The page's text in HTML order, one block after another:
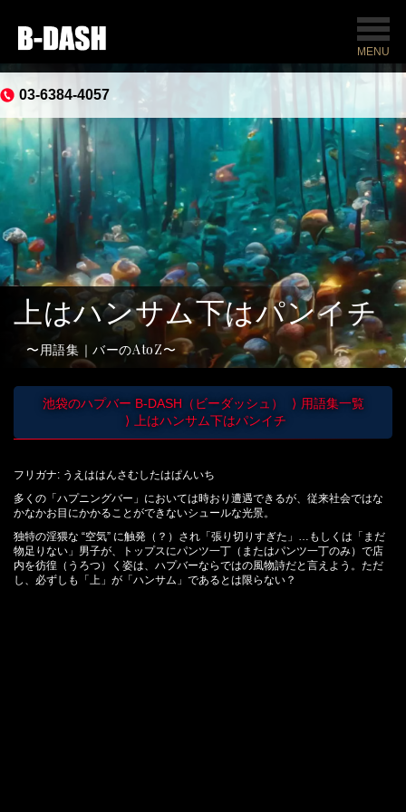
MENU
03-6384-4057
上はハンサム下はパンイチ
用語集｜バーのAtoZ
池袋のハプバー B-DASH（ビーダッシュ）
用語集一覧
上はハンサム下はパンイチ
フリガナ: うえははんさむしたはぱんいち
多くの「ハプニングバー」においては時おり遭遇できるが、従来社会ではな
かなかお目にかかることができないシュールな光景。
独特の淫猥な “空気” に触発（？）され「張り切りすぎた」…もしくは「まだ
物足りない」男子が、トップスにパンツ一丁（またはパンツ一丁のみ）で店
内を彷徨（うろつ）く姿は、ハプバーならではの風物詩だと言えよう。ただ
し、必ずしも「上」が「ハンサム」であるとは限らない？